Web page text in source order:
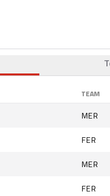
TEAM
MER
FER
MER
FER